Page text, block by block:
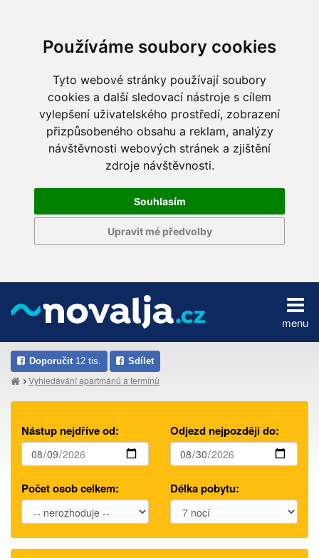
Používáme soubory cookies
Tyto webové stránky používají soubory
cookies a další sledovací nástroje s cílem
vylepšení uživatelského prostředí, zobrazení
přizpůsobeného obsahu a reklam, analýzy
návštěvnosti webových stránek a zjištění
zdroje návštěvnosti.
Souhlasím
Upravit mé předvolby
menu
Doporučit 12 tis. Sdílet
Vyhledávání apartmánů a termínů
Nástup nejdříve od: Odjezd nejpozději do:
Počet osob celkem: Délka pobytu: